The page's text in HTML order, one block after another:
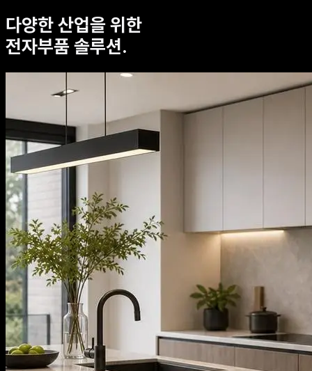
다양한 산업을 위한
전자부품 솔루션.